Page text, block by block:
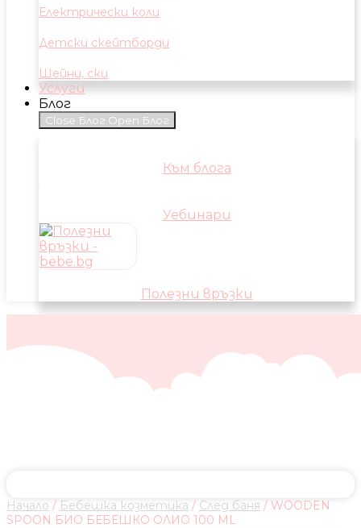
Електрически коли
Детски скейтборди
Шейни, ски
Услуги
Блог
Close Блог Open Блог
Към блога
Уебинари
Полезни връзки
Начало / Бебешка козметика / След баня / WOODEN
SPOON БИО БЕБЕШКО ОЛИО 100 ML